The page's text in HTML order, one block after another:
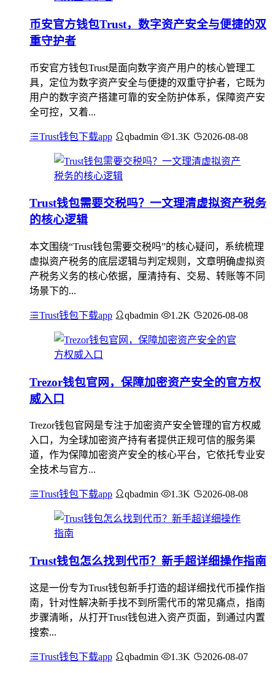
币安官方钱包Trust，数字资产安全与便捷的双
重守护者
币安官方钱包Trust是面向数字资产用户的核心管理工
具，定位为数字资产安全与便捷的双重守护者，它既为
用户的数字资产搭建可靠的安全防护体系，保障资产安
全可控，又着...
Trust钱包下载app qbadmin 1.3K 2026-08-08
Trust钱包需要交税吗？一文理清虚拟资产税务
的核心逻辑
本文围绕“Trust钱包需要交税吗”的核心疑问，系统梳理
虚拟资产税务的底层逻辑与判定规则，文章明确虚拟资
产税务义务的核心依据，厘清持有、交易、转账等不同
场景下的...
Trust钱包下载app qbadmin 1.2K 2026-08-08
Trezor钱包官网，保障加密资产安全的官方权
威入口
Trezor钱包官网是专注于加密资产安全管理的官方权威
入口，为全球加密资产持有者提供正规可信的服务渠
道，作为保障加密资产安全的核心平台，它依托专业安
全技术与官方...
Trust钱包下载app qbadmin 1.3K 2026-08-08
Trust钱包怎么找到代币？新手超详细操作指南
这是一份专为Trust钱包新手打造的超详细找代币操作指
南，针对性解决新手找不到所需代币的常见痛点，指南
步骤清晰，从打开Trust钱包进入资产页面，到通过内置
搜索...
Trust钱包下载app qbadmin 1.3K 2026-08-07